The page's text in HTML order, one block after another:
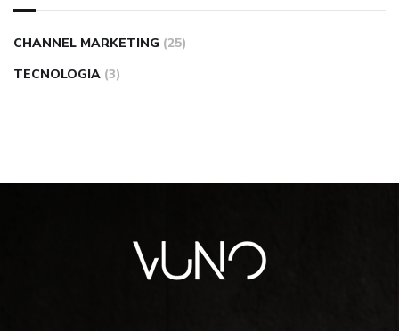
CHANNEL MARKETING (25)
TECNOLOGIA (3)